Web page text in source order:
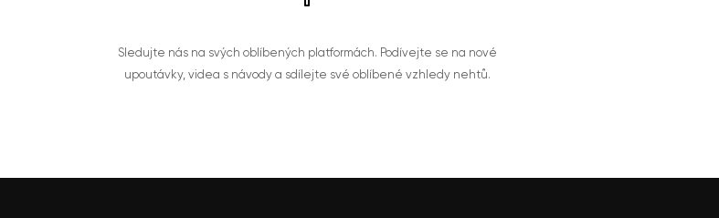
Sledujte nás na svých oblíbených platformách. Podívejte se na nové
upoutávky, videa s návody a sdílejte své oblíbené vzhledy nehtů.